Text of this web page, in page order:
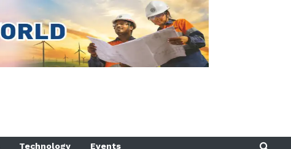
Technology Events